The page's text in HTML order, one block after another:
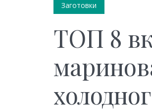
Заготовки
ТОП 8